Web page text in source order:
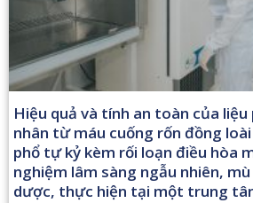
Hiệu quả và tính an toàn của
nhân từ máu cuống rốn đồng
phổ tự kỷ kèm rối loạn điều hòa
nghiệm lâm sàng ngẫu nhiên,
dược, thực hiện tại một trung